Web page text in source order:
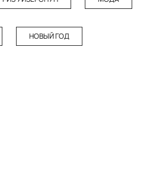
НОВЫЙ ГОД